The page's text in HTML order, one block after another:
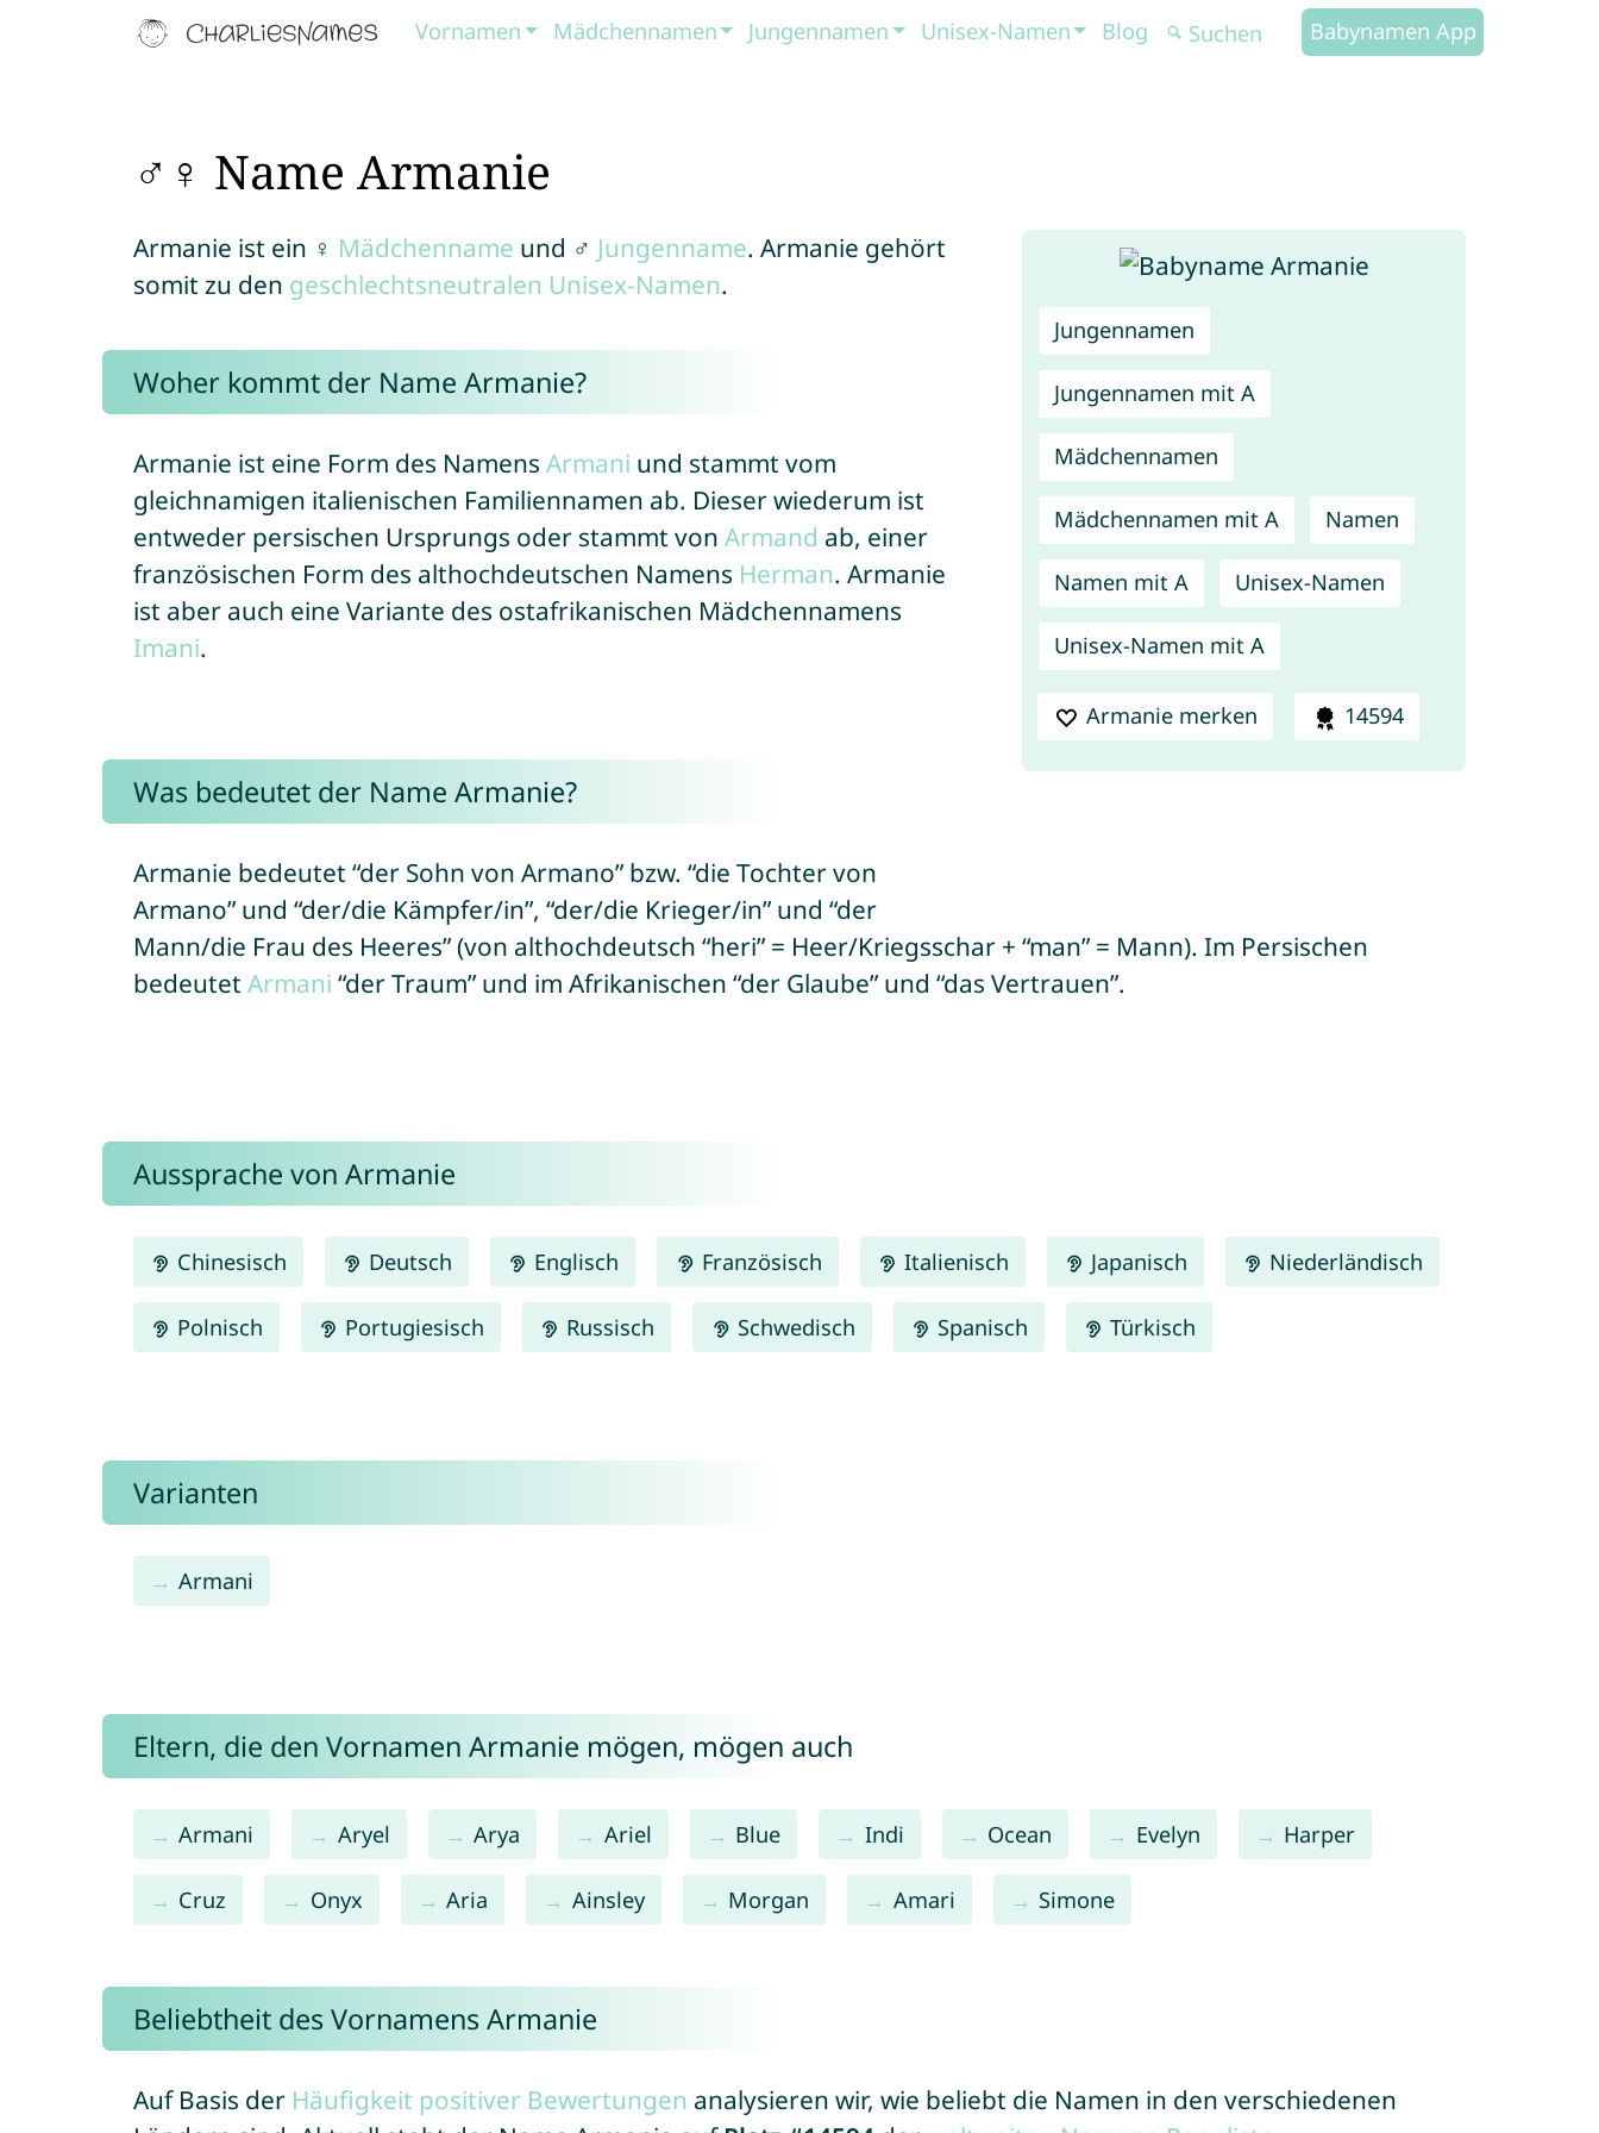
Vornamen Mädchennamen Jungennamen Unisex-Namen Blog Babynamen App
♂♀ Name Armanie
Jungennamen
Jungennamen mit A
Mädchennamen
Mädchennamen mit A Namen
Namen mit A Unisex-Namen
Unisex-Namen mit A
Armanie merken 14594
Armanie ist ein ♀ Mädchenname und ♂ Jungenname. Armanie gehört
somit zu den geschlechtsneutralen Unisex-Namen.
Woher kommt der Name Armanie?
Armanie ist eine Form des Namens Armani und stammt vom
gleichnamigen italienischen Familiennamen ab. Dieser wiederum ist
entweder persischen Ursprungs oder stammt von Armand ab, einer
französischen Form des althochdeutschen Namens Herman. Armanie
ist aber auch eine Variante des ostafrikanischen Mädchennamens
Imani.
Was bedeutet der Name Armanie?
Armanie bedeutet “der Sohn von Armano” bzw. “die Tochter von
Armano” und “der/die Kämpfer/in”, “der/die Krieger/in” und “der
Mann/die Frau des Heeres” (von althochdeutsch “heri” = Heer/Kriegsschar + “man” = Mann). Im Persischen
bedeutet Armani “der Traum” und im Afrikanischen “der Glaube” und “das Vertrauen”.
Aussprache von Armanie
Chinesisch Deutsch Englisch Französisch Italienisch Japanisch Niederländisch
Polnisch Portugiesisch Russisch Schwedisch Spanisch Türkisch
Varianten
Armani
Eltern, die den Vornamen Armanie mögen, mögen auch
Armani Aryel Arya Ariel Blue Indi Ocean Evelyn Harper
Cruz Onyx Aria Ainsley Morgan Amari Simone
Beliebtheit des Vornamens Armanie
Auf Basis der Häufigkeit positiver Bewertungen analysieren wir, wie beliebt die Namen in den verschiedenen